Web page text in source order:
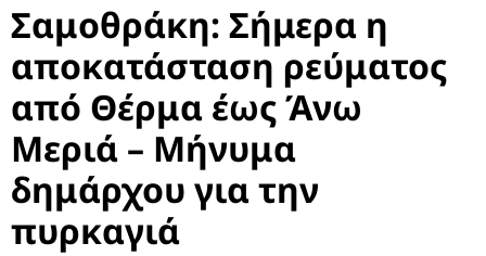
Σαμοθράκη: Σήμερα η
αποκατάσταση ρεύματος
από Θέρμα έως Άνω
Μεριά – Μήνυμα
δημάρχου για την
πυρκαγιά